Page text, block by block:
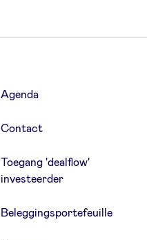
Agenda
Contact
Toegang 'dealflow'
investeerder
Beleggingsportefeuille